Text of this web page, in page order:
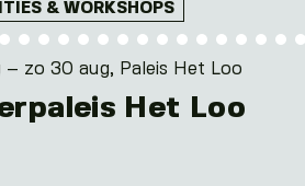
& WORKSHOPS
– zo 30 aug, Paleis Het Loo
Het Loo